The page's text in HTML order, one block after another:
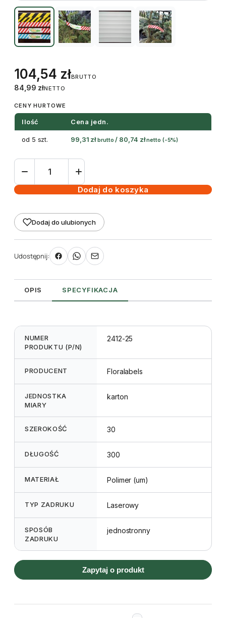
104,54 złBRUTTO
84,99 złNETTO
CENY HURTOWE
Ilość Cena jedn.
od 5 szt. 99,31 zł brutto / 80,74 zł netto (-5%)
ilość
choinkowa
30
x
300
mm
(175szt.)
Dodaj do koszyka
Dodaj do ulubionych
Udostępnij:
OPIS SPECYFIKACJA
NUMER
PRODUKTU (P/N)
2412-25
PRODUCENT Floralabels
JEDNOSTKA
MIARY
karton
SZEROKOŚĆ 30
DŁUGOŚĆ 300
MATERIAŁ Polimer (um)
TYP ZADRUKU Laserowy
SPOSÓB
ZADRUKU
jednostronny
Zapytaj o produkt